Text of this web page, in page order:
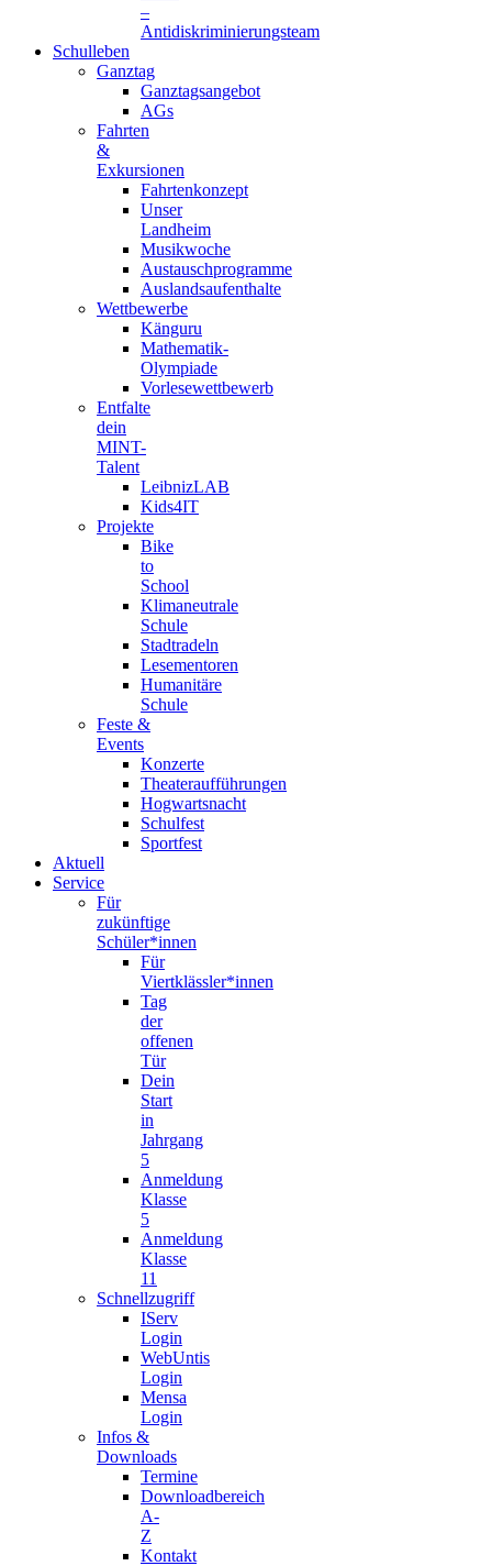
–
Antidiskriminierungsteam
Schulleben
Ganztag
Ganztagsangebot
AGs
Fahrten
&
Exkursionen
Fahrtenkonzept
Unser
Landheim
Musikwoche
Austauschprogramme
Auslandsaufenthalte
Wettbewerbe
Känguru
Mathematik-
Olympiade
Vorlesewettbewerb
Entfalte
dein
MINT-
Talent
LeibnizLAB
Kids4IT
Projekte
Bike
to
School
Klimaneutrale
Schule
Stadtradeln
Lesementoren
Humanitäre
Schule
Feste &
Events
Konzerte
Theateraufführungen
Hogwartsnacht
Schulfest
Sportfest
Aktuell
Service
Für
zukünftige
Schüler*innen
Für
Viertklässler*innen
Tag
der
offenen
Tür
Dein
Start
in
Jahrgang
5
Anmeldung
Klasse
5
Anmeldung
Klasse
11
Schnellzugriff
IServ
Login
WebUntis
Login
Mensa
Login
Infos &
Downloads
Termine
Downloadbereich
A-
Z
Kontakt